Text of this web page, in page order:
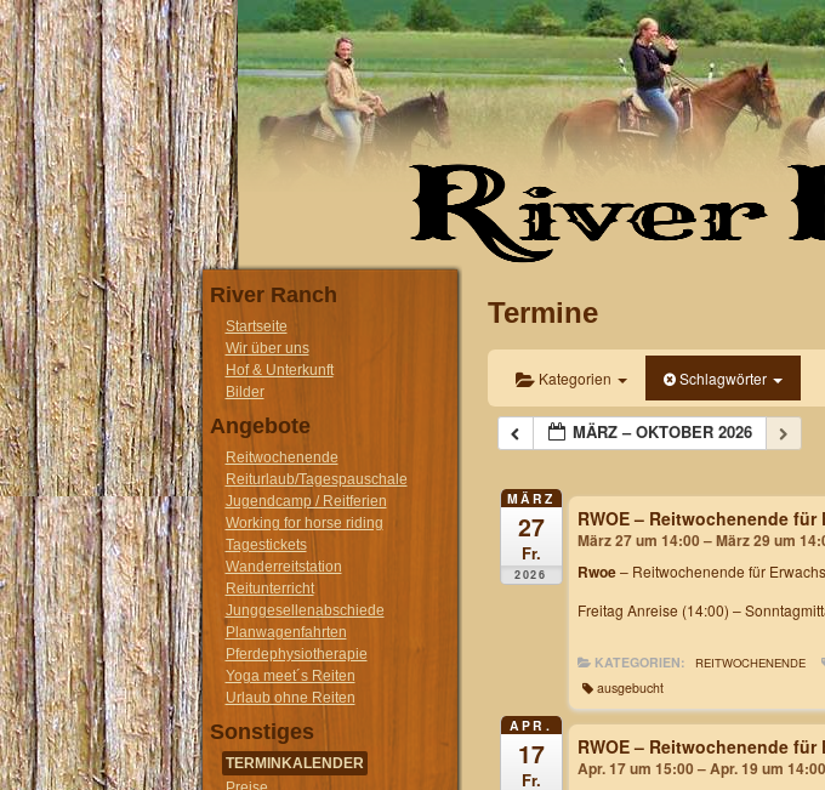
River Ranch
Startseite
Wir über uns
Hof & Unterkunft
Bilder
Angebote
Reitwochenende
Reiturlaub/Tagespauschale
Jugendcamp / Reitferien
Working for horse riding
Tagestickets
Wanderreitstation
Reitunterricht
Junggesellenabschiede
Planwagenfahrten
Pferdephysiotherapie
Yoga meet´s Reiten
Urlaub ohne Reiten
Sonstiges
TERMINKALENDER
Termine
Kategorien Schlagwörter
MÄRZ – OKTOBER 2026
MÄRZ
27
Fr.
2026
RWOE – Reitwochenende für
März 27 um 14:00 – März 29 um
Rwoe– Reitwochenende für
Freitag Anreise (14:00) –
KATEGORIEN: REITWOCHENENDE
ausgebucht
APR.
17
Fr.
RWOE – Reitwochenende
Apr. 17 um 15:00 – Apr. 19 um 14:00